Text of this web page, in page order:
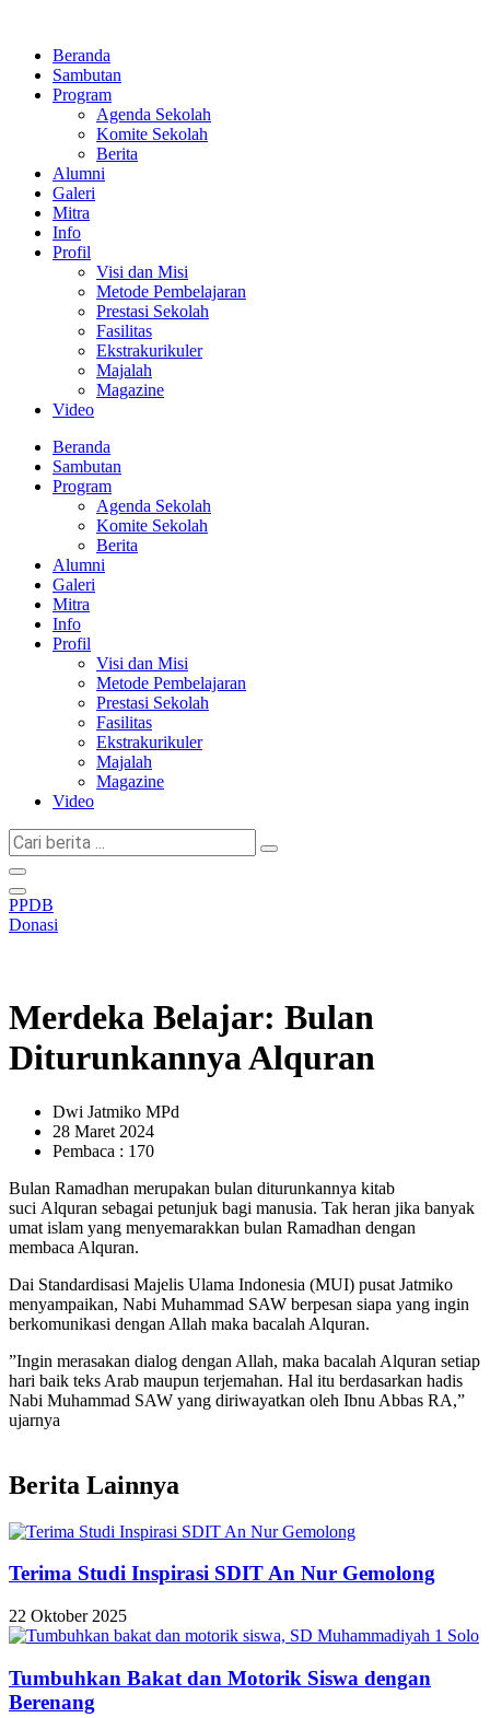
kontenBeranda
Sambutan
Program
Agenda Sekolah
Komite Sekolah
Berita
Alumni
Galeri
Mitra
Info
Profil
Visi dan Misi
Metode Pembelajaran
Prestasi Sekolah
Fasilitas
Ekstrakurikuler
Majalah
Magazine
Video
Beranda
Sambutan
Program
Agenda Sekolah
Komite Sekolah
Berita
Alumni
Galeri
Mitra
Info
Profil
Visi dan Misi
Metode Pembelajaran
Prestasi Sekolah
Fasilitas
Ekstrakurikuler
Majalah
Magazine
Video
Cari
berita
...
PPDB
Donasi
Merdeka Belajar: Bulan
Diturunkannya Alquran
Dwi Jatmiko MPd
28 Maret 2024
Pembaca : 170
Bulan Ramadhan merupakan bulan diturunkannya kitab
suci Alquran sebagai petunjuk bagi manusia. Tak heran jika banyak
umat islam yang menyemarakkan bulan Ramadhan dengan
membaca Alquran.
Dai Standardisasi Majelis Ulama Indonesia (MUI) pusat Jatmiko
menyampaikan, Nabi Muhammad SAW berpesan siapa yang ingin
berkomunikasi dengan Allah maka bacalah Alquran.
”Ingin merasakan dialog dengan Allah, maka bacalah Alquran setiap
hari baik teks Arab maupun terjemahan. Hal itu berdasarkan hadis
Nabi Muhammad SAW yang diriwayatkan oleh Ibnu Abbas RA,”
ujarnya
Berita Lainnya
Terima Studi Inspirasi SDIT An Nur Gemolong
22 Oktober 2025
Tumbuhkan Bakat dan Motorik Siswa dengan
Berenang